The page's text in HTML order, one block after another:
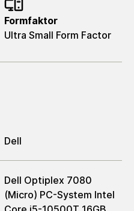
Formfaktor
Ultra Small Form Factor
Dell
Dell Optiplex 7080
(Micro) PC-System Intel